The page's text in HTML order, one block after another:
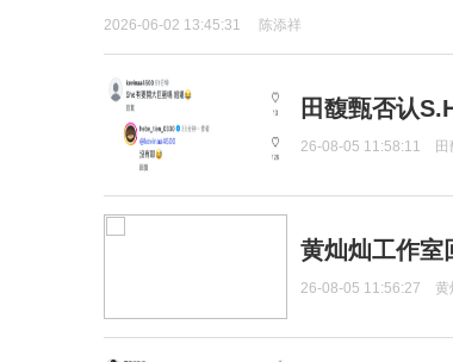
2026-06-02 13:45:31 陈添祥
田馥甄否认
26-08-05 11:58:11
黄灿灿工作室
26-08-05 11:56:27 黄